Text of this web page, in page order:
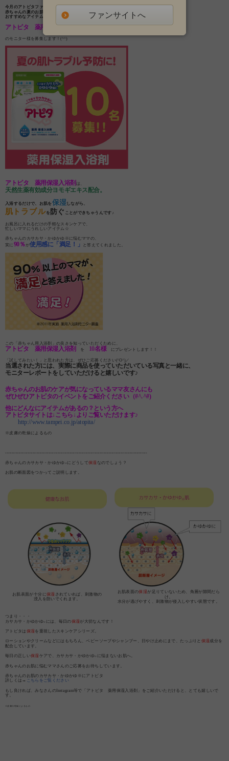
今月のアトピタファンサイトでは、
赤ちゃんの夏のお肌ケアが心配なママに
おすすめなアイテム、
アトピタ 薬用保湿入浴剤
のモニター様を募集します！(^^)
アトピタ 薬用保湿入浴剤 は、
天然生薬有効成分ヨモギエキス配合。
入浴するだけで、お肌を保湿しながら、
肌トラブルを防ぐ ことができちゃうんです♪
お風呂に入れるだけの手軽なスキンケアで、
忙しいママにうれしいアイテム☆
赤ちゃんのカサカサ・かゆかゆ※に悩むママの、
実に 90％ が使用感に「満足！」 と答えてくれました。
この「赤ちゃん用入浴剤」の良さを知っていただくために、
アトピタ 薬用保湿入浴剤 を 10名様にプレゼントします！！
「試してみたい！」と思われた方は、ぜひご応募ください(^O^)／
当選された方には、実際に商品を使っていただいている写真と一緒に、
モニターレポートをしていただけると嬉しいです♪
赤ちゃんのお肌のケアが気になっているママ友さんにも
ぜひぜひアトピタのイベントをご紹介ください（#^.^#)
他にどんなにアイテムがあるの？という方へ
アトピタサイトは↓こちら↓よりご覧いただけます♪
http://www.tampei.co.jp/atopita/
※皮膚の乾燥によるもの
------------------------------------------------------------------------------------------------------------
赤ちゃんのカサカサ・かゆかゆ にどうして保湿 なのでしょう？
お肌の断面図をつかってご説明します。
お肌表面が十分に保湿 されていれば、刺激物の
浸入を防いでくれます。
お肌表面の保湿が足りていないため、角層が隙間だら
け。
水分が逃げやすく、刺激物が侵入しやすい状態です。
つまり・・・
カサカサ・かゆかゆ には、毎日の保湿が大切なんです！
アトピタは 保湿を重視したスキンケアシリーズ。
ローションやクリームなどにはもちろん、ベビーソープやシャンプー、日やけ止めにまで、たっぷりと 保湿成分を
配合しています。
毎日の正しい保湿ケアで、カサカサ・かゆかゆ に悩まないお肌へ。
赤ちゃんのお肌に悩むママさんのご応募をお待ちしています。
赤ちゃんのお肌のカサカサ・かゆかゆ※にアトピタ
詳しくは→ こちらをご覧ください
もし良ければ、みなさんのInstagram等で「アトピタ 薬用保湿入浴剤」をご紹介いただけると、とても嬉しいで
す。
※皮膚の乾燥によるもの
ファンサイトへ